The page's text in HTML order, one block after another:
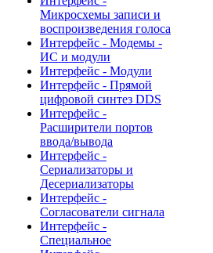
Микросхемы записи и
воспроизведения голоса
Интерфейс - Модемы -
ИС и модули
Интерфейс - Модули
Интерфейс - Прямой
цифровой синтез DDS
Интерфейс -
Расширители портов
ввода/вывода
Интерфейс -
Сериализаторы и
Десериализаторы
Интерфейс -
Согласователи сигнала
Интерфейс -
Специальное